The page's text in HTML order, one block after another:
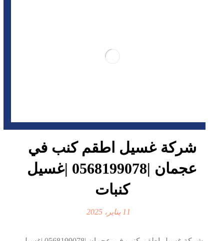
شركة غسيل اطقم كنب في
عجمان |0568199078 |غسيل
كنبات
11 يناير، 2025